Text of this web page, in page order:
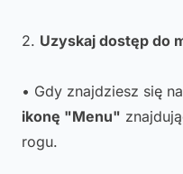
2. Uzyskaj dostęp do
• Gdy znajdziesz się
ikonę "Menu"
rogu.